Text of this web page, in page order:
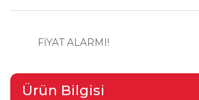
FİYAT ALARMI!
Ürün Bilgisi